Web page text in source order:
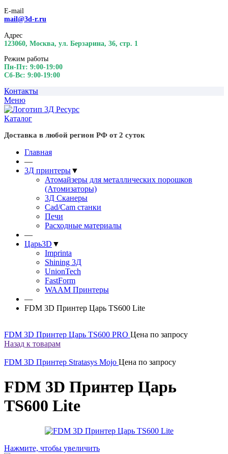
E-mail
mail@3d-r.ru
Адрес
123060, Москва, ул. Берзарина, 36, стр. 1
Режим работы
Пн-Пт: 9:00-19:00
Сб-Вс: 9:00-19:00
Контакты
Меню
Каталог
Доставка в любой регион РФ от 2 суток
Главная
—
3Д принтеры▼
Атомайзеры для металлических порошков
(Атомизаторы)
3Д Сканеры
Cad/Cam станки
Печи
Расходные материалы
—
Царь3D ▼
Imprinta
Shining 3Д
UnionTech
FastForm
WAAM Принтеры
—
FDM 3D Принтер Царь TS600 Lite
FDM 3D Принтер Царь TS600 PRO Цена по запросу
Назад к товарам
FDM 3D Принтер Stratasys Mojo Цена по запросу
FDM 3D Принтер Царь
TS600 Lite
Нажмите, чтобы увеличить